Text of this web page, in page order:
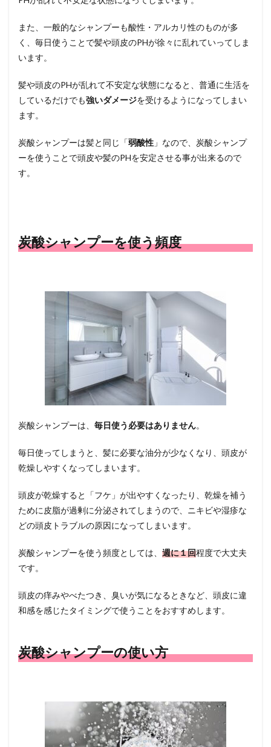
また、一般的なシャンプーも酸性・アルカリ性のものが多
く、毎日使うことで髪や頭皮のPHが徐々に乱れていってしま
います。
髪や頭皮のPHが乱れて不安定な状態になると、普通に生活を
しているだけでも強いダメージを受けるようになってしまい
ます。
炭酸シャンプーは髪と同じ「弱酸性 」なので、炭酸シャンプ
ーを使うことで頭皮や髪のPHを安定させる事が出来るので
す。
炭酸シャンプーを使う頻度
炭酸シャンプーは、 毎日使う必要はありません。
毎日使ってしまうと、髪に必要な油分が少なくなり、頭皮が
乾燥しやすくなってしまいます。
頭皮が乾燥すると「フケ」が出やすくなったり、乾燥を補う
ために皮脂が過剰に分泌されてしまうので、ニキビや湿疹な
どの頭皮トラブルの原因になってしまいます。
炭酸シャンプーを使う頻度としては、 週に１回程度で大丈夫
です。
頭皮の痒みやべたつき、臭いが気になるときなど、頭皮に違
和感を感じたタイミングで使うことをおすすめします。
炭酸シャンプーの使い方